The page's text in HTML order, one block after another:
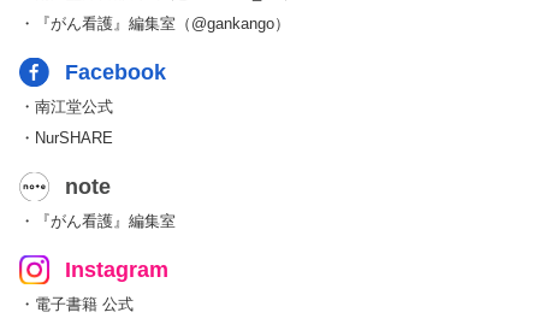
・『がん看護』編集室（@gankango）
Facebook
・南江堂公式
・NurSHARE
note
・『がん看護』編集室
Instagram
・電子書籍 公式